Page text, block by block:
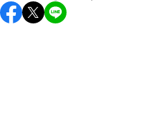
保存期間は冷蔵で翌日中が目安
し上がりください。